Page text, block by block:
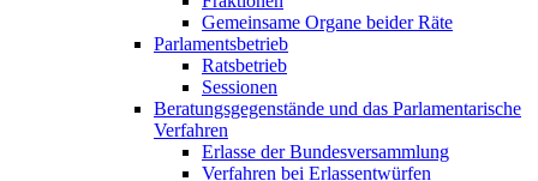
Gemeinsame Organe beider Räte
Parlamentsbetrieb
Ratsbetrieb
Sessionen
Beratungsgegenstände und das Parlamentarische
Verfahren
Erlasse der Bundesversammlung
Verfahren bei Erlassentwürfen